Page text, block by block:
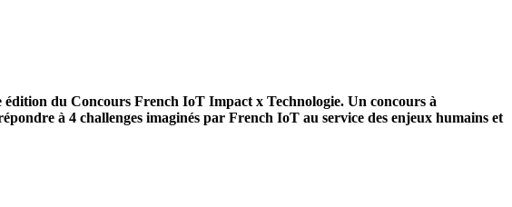
édition du Concours French IoT Impact x Technologie. Un concours à
à 4 challenges imaginés par French IoT au service des enjeux humains et